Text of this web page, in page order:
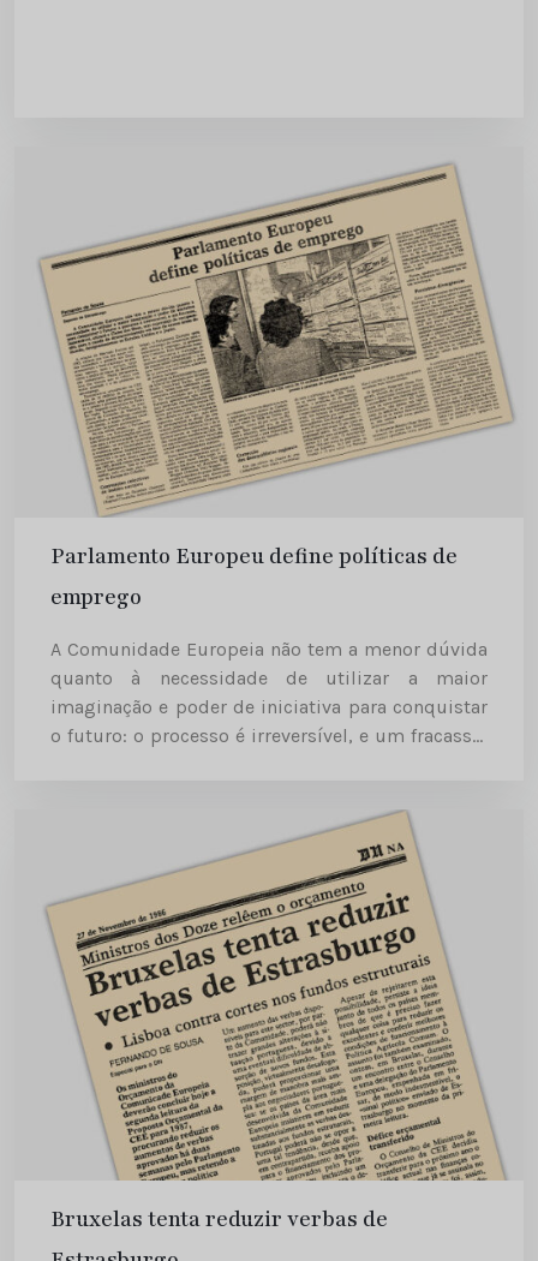
Parlamento Europeu define políticas de
emprego
A Comunidade Europeia não tem a menor dúvida
quanto à necessidade de utilizar a maior
imaginação e poder de iniciativa para conquistar
o futuro: o processo é irreversível, e um fracasso,
Bruxelas tenta reduzir verbas de